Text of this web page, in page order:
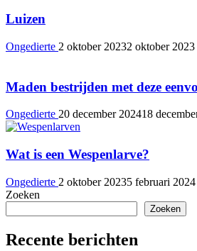
Luizen
Ongedierte 2 oktober 20232 oktober 2023
Maden bestrijden met deze
Ongedierte 20 december 202418
Wat is een Wespenlarve?
Ongedierte 2 oktober 20235 februari 2024
Zoeken
Zoeken
Recente berichten